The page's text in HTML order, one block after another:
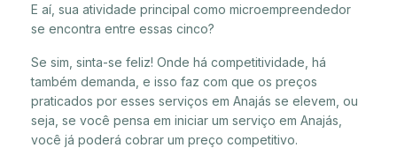
E aí, sua atividade principal como microempreendedor
se encontra entre essas cinco?
Se sim, sinta-se feliz! Onde há competitividade, há
também demanda, e isso faz com que os preços
praticados por esses serviços em Anajás se elevem, ou
seja, se você pensa em iniciar um serviço em Anajás,
você já poderá cobrar um preço competitivo.